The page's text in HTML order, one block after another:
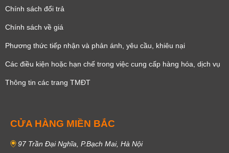
Chính sách đổi trả
Chính sách về giá
Phương thức tiếp nhận và phản ánh, yêu cầu, khiêu nại
Các điều kiện hoặc hạn chế trong việc cung cấp hàng hóa, dịch vụ
Thông tin các trang TMĐT
CỬA HÀNG MIỀN BẮC
97 Trần Đại Nghĩa, P.Bạch Mai, Hà Nội